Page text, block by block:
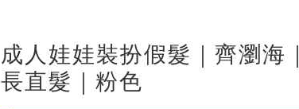
成人娃娃裝扮假髮｜齊瀏海｜
長直髮｜粉色